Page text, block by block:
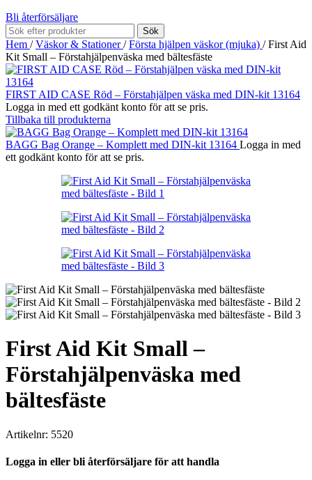
Bli återförsäljare
Sök
Hem / Väskor & Stationer/ Första hjälpen väskor (mjuka) / First Aid
Kit Small – Förstahjälpenväska med bältesfäste
FIRST AID CASE Röd – Förstahjälpen väska med DIN-kit 13164
Logga in med ett godkänt konto för att se pris.
Tillbaka till produkterna
BAGG Bag Orange – Komplett med DIN-kit 13164 Logga in med
ett godkänt konto för att se pris.
First Aid Kit Small –
Förstahjälpenväska med
bältesfäste
Artikelnr: 5520
Logga in eller bli återförsäljare för att handla